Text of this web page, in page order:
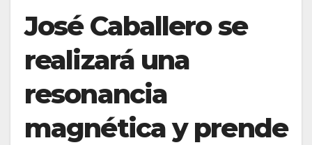
José Caballero se
realizará una
resonancia
magnética y prende